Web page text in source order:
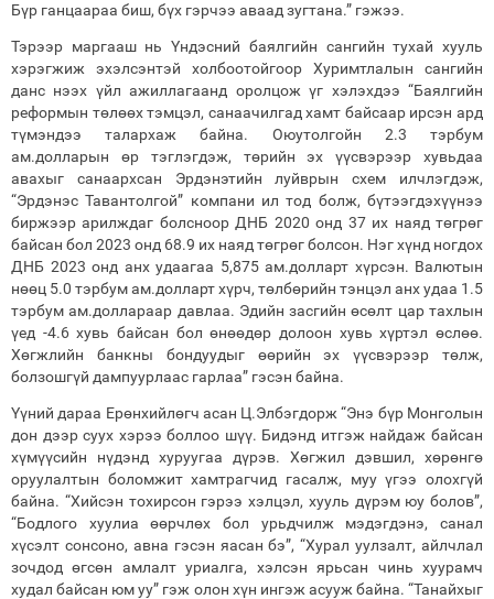
Бүр ганцаараа биш, бүх гэрчээ аваад зугтана.” гэжээ.
Тэрээр маргааш нь Үндэсний баялгийн сангийн тухай хууль
хэрэгжиж эхэлсэнтэй холбоотойгоор Хуримтлалын сангийн
данс нээх үйл ажиллагаанд оролцож үг хэлэхдээ “Баялгийн
реформын төлөөх тэмцэл, санаачилгад хамт байсаар ирсэн ард
түмэндээ талархаж байна. Оюутолгойн 2.3 тэрбум
ам.долларын өр тэглэгдэж, төрийн эх үүсвэрээр хувьдаа
авахыг санаархсан Эрдэнэтийн луйврын схем илчлэгдэж,
“Эрдэнэс Тавантолгой” компани ил тод болж, бүтээгдэхүүнээ
биржээр арилждаг болсноор ДНБ 2020 онд 37 их наяд төгрөг
байсан бол 2023 онд 68.9 их наяд төгрөг болсон. Нэг хүнд ногдох
ДНБ 2023 онд анх удаагаа 5,875 ам.долларт хүрсэн. Валютын
нөөц 5.0 тэрбум ам.долларт хүрч, төлбөрийн тэнцэл анх удаа 1.5
тэрбум ам.доллараар давлаа. Эдийн засгийн өсөлт цар тахлын
үед -4.6 хувь байсан бол өнөөдөр долоон хувь хүртэл өслөө.
Хөгжлийн банкны бондуудыг өөрийн эх үүсвэрээр төлж,
болзошгүй дампуурлаас гарлаа” гэсэн байна.
Үүний дараа Ерөнхийлөгч асан Ц.Элбэгдорж “Энэ бүр Монголын
дон дээр суух хэрээ боллоо шүү. Бидэнд итгэж найдаж байсан
хүмүүсийн нүдэнд хуруугаа дүрэв. Хөгжил дэвшил, хөрөнгө
оруулалтын боломжит хамтрагчид гасалж, муу үгээ олохгүй
байна. “Хийсэн тохирсон гэрээ хэлцэл, хууль дүрэм юу болов”,
“Бодлого хуулиа өөрчлөх бол урьдчилж мэдэгдэнэ, санал
хүсэлт сонсоно, авна гэсэн яасан бэ”, “Хурал уулзалт, айлчлал
зочдод өгсөн амлалт уриалга, хэлсэн ярьсан чинь хуурамч
худал байсан юм уу” гэж олон хүн ингэж асууж байна. “Танайхыг